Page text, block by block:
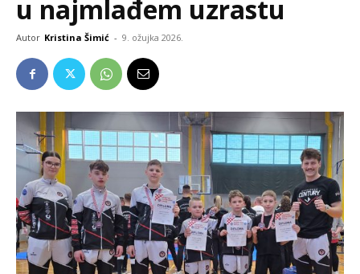
u najmlađem uzrastu
Autor Kristina Šimić - 9. ožujka 2026.